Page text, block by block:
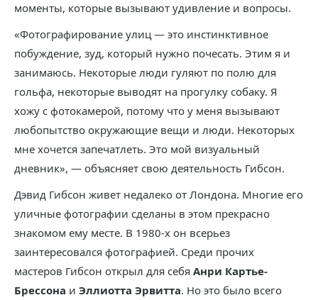
моменты, которые вызывают удивление и вопросы.
«Фотографирование улиц — это инстинктивное
побуждение, зуд, который нужно почесать. Этим я и
занимаюсь. Некоторые люди гуляют по полю для
гольфа, некоторые выводят на прогулку собаку. Я
хожу с фотокамерой, потому что у меня вызывают
любопытство окружающие вещи и люди. Некоторых
мне хочется запечатлеть. Это мой визуальный
дневник», — объясняет свою деятельность Гибсон.
Дэвид Гибсон живет недалеко от Лондона. Многие его
уличные фотографии сделаны в этом прекрасно
знакомом ему месте. В 1980-х он всерьез
заинтересовался фотографией. Среди прочих
мастеров Гибсон открыл для себя Анри Картье-
Брессона и Эллиотта Эрвитта. Но это было всего